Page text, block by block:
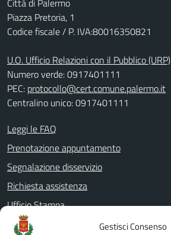
Gestisci Consenso
Città di Palermo
Piazza Pretoria, 1
Codice fiscale / P. IVA:80016350821
U.O. Ufficio Relazioni con il Pubblico (URP)
Numero verde: 0917401111
PEC: protocollo@cert.comune.palermo.it
Centralino unico: 0917401111
Leggi le FAQ
Prenotazione appuntamento
Segnalazione disservizio
Richiesta assistenza
Ufficio Stampa
Amministrazione Trasparente